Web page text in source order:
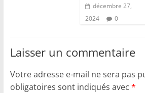
décembre 27,
2024
0
Laisser un commentaire
Votre adresse e-mail ne sera pas
obligatoires sont indiqués avec *